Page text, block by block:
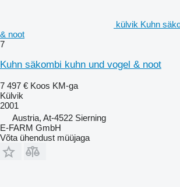
külvik Kuhn
& noot
7
Kuhn säkombi kuhn und vogel & noot
7 497 € Koos KM-ga
Külvik
2001
Austria, At-4522 Sierning
E-FARM GmbH
Võta ühendust müüjaga